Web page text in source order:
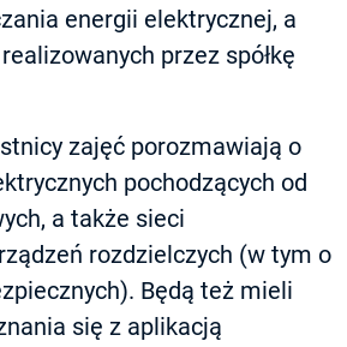
energii elektrycznej, a
przez spółkę
zajęć porozmawiają o
pochodzących od
a także sieci
rozdzielczych (w tym o
Będą też mieli
się z aplikacją